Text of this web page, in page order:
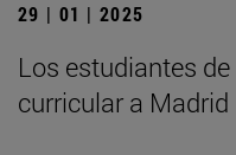
29 | 01 | 2025
Los estudiantes
curricular a Madrid